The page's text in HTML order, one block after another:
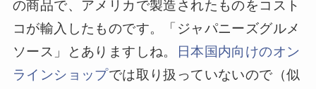
の商品で、アメリカで製造されたものをコスト
コが輸入したものです。「ジャパニーズグルメ
ソース」とありますしね。
日本国内向けのオン
ラインショップでは取り扱っていないので（似